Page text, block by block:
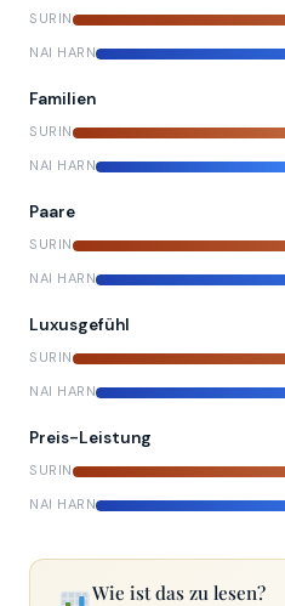
SURIN
NAI HARN
Familien
SURIN
NAI HARN
Paare
SURIN
NAI HARN
Luxusgefühl
SURIN
NAI HARN
Preis-Leistung
SURIN
NAI HARN
Wie ist das zu lesen?